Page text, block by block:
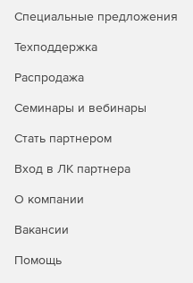
Специальные предложения
Техподдержка
Распродажа
Семинары и вебинары
Стать партнером
Вход в ЛК партнера
О компании
Вакансии
Помощь